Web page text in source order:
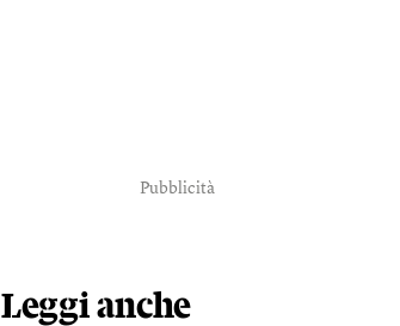
Pubblicità
Leggi anche